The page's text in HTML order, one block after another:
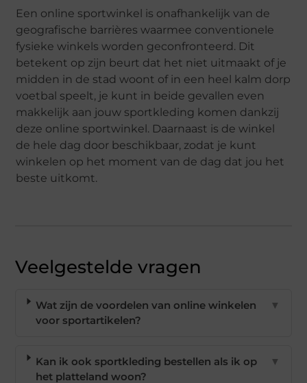
Een online sportwinkel is onafhankelijk van de
geografische barrières waarmee conventionele
fysieke winkels worden geconfronteerd. Dit
betekent op zijn beurt dat het niet uitmaakt of je
midden in de stad woont of in een heel kalm dorp
voetbal speelt, je kunt in beide gevallen even
makkelijk aan jouw sportkleding komen dankzij
deze online sportwinkel. Daarnaast is de winkel
de hele dag door beschikbaar, zodat je kunt
winkelen op het moment van de dag dat jou het
beste uitkomt.
Veelgestelde vragen
Wat zijn de voordelen van online winkelen
voor sportartikelen?
▼
Kan ik ook sportkleding bestellen als ik op
het platteland woon?
▼